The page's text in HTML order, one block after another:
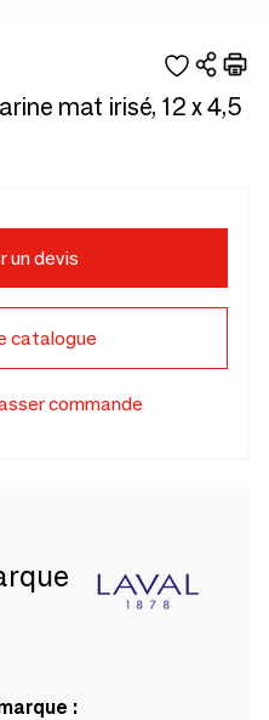
mat irisé, 12 x 4,5
un devis
catalogue
commande
: